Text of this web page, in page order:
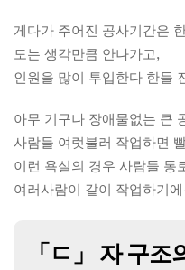
게다가 주어진 공사기간은
도는 생각만큼 안나가고,
인원을 많이 투입한다 한들
아무 기구나 장애물없는 큰
사람들 여럿불러 작업하면
이런 욕실의 경우 사람들 통
여러사람이 같이 작업하기
「ㄷ」 자 구조